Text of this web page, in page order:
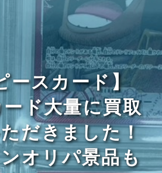
ースカード】
ド大量に買取
だきました！
オリパ景品も